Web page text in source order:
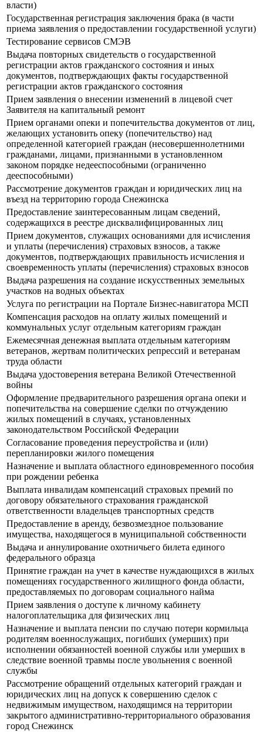
власти)
Государственная регистрация заключения брака (в части
приема заявления о предоставлении государственной услуги)
Тестирование сервисов СМЭВ
Выдача повторных свидетельств о государственной
регистрации актов гражданского состояния и иных
документов, подтверждающих факты государственной
регистрации актов гражданского состояния
Прием заявления о внесении изменений в лицевой счет
Заявителя на капитальный ремонт
Прием органами опеки и попечительства документов от лиц,
желающих установить опеку (попечительство) над
определенной категорией граждан (несовершеннолетними
гражданами, лицами, признанными в установленном
законом порядке недееспособными (ограниченно
дееспособными)
Рассмотрение документов граждан и юридических лиц на
въезд на территорию города Снежинска
Предоставление заинтересованным лицам сведений,
содержащихся в реестре дисквалифицированных лиц
Прием документов, служащих основаниями для исчисления
и уплаты (перечисления) страховых взносов, а также
документов, подтверждающих правильность исчисления и
своевременность уплаты (перечисления) страховых взносов
Выдача разрешения на создание искусственных земельных
участков на водных объектах
Услуга по регистрации на Портале Бизнес-навигатора МСП
Компенсация расходов на оплату жилых помещений и
коммунальных услуг отдельным категориям граждан
Ежемесячная денежная выплата отдельным категориям
ветеранов, жертвам политических репрессий и ветеранам
труда области
Выдача удостоверения ветерана Великой Отечественной
войны
Оформление предварительного разрешения органа опеки и
попечительства на совершение сделки по отчуждению
жилых помещений в случаях, установленных
законодательством Российской Федерации
Согласование проведения переустройства и (или)
перепланировки жилого помещения
Назначение и выплата областного единовременного пособия
при рождении ребенка
Выплата инвалидам компенсаций страховых премий по
договору обязательного страхования гражданской
ответственности владельцев транспортных средств
Предоставление в аренду, безвозмездное пользование
имущества, находящегося в муниципальной собственности
Выдача и аннулирование охотничьего билета единого
федерального образца
Принятие граждан на учет в качестве нуждающихся в жилых
помещениях государственного жилищного фонда области,
предоставляемых по договорам социального найма
Прием заявления о доступе к личному кабинету
налогоплательщика для физических лиц
Назначение и выплата пенсии по случаю потери кормильца
родителям военнослужащих, погибших (умерших) при
исполнении обязанностей военной службы или умерших в
следствие военной травмы после увольнения с военной
службы
Рассмотрение обращений отдельных категорий граждан и
юридических лиц на допуск к совершению сделок с
недвижимым имуществом, находящимся на территории
закрытого административно-территориального образования
город Снежинск